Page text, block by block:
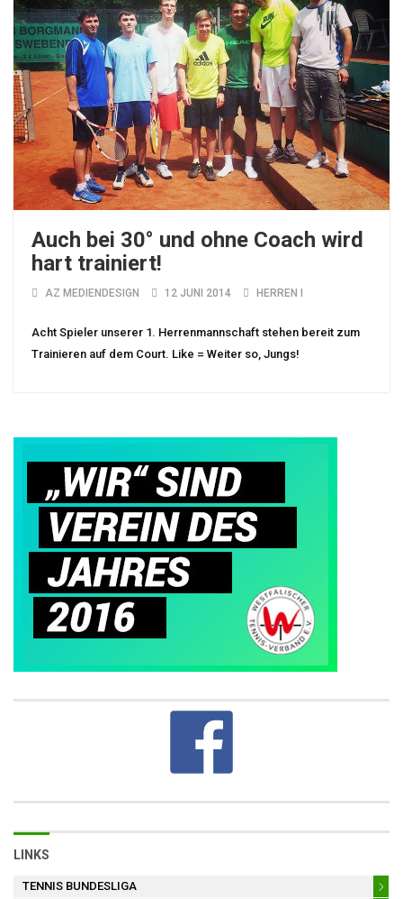
Auch bei 30° und ohne Coach wird
hart trainiert!
AZ MEDIENDESIGN 12 JUNI 2014 HERREN I
Acht Spieler unserer 1. Herrenmannschaft stehen bereit zum
Trainieren auf dem Court. Like = Weiter so, Jungs!
LINKS
TENNIS BUNDESLIGA